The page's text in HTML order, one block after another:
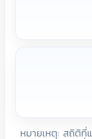
หมายเหตุ: สถิติที่